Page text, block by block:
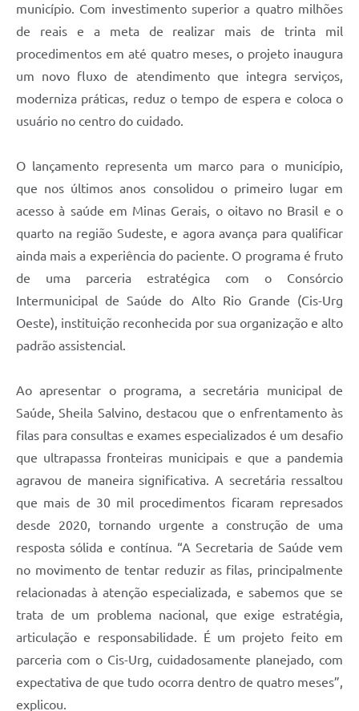
município. Com investimento superior a quatro milhões
de reais e a meta de realizar mais de trinta mil
procedimentos em até quatro meses, o projeto inaugura
um novo fluxo de atendimento que integra serviços,
moderniza práticas, reduz o tempo de espera e coloca o
usuário no centro do cuidado.
O lançamento representa um marco para o município,
que nos últimos anos consolidou o primeiro lugar em
acesso à saúde em Minas Gerais, o oitavo no Brasil e o
quarto na região Sudeste, e agora avança para qualificar
ainda mais a experiência do paciente. O programa é fruto
de uma parceria estratégica com o Consórcio
Intermunicipal de Saúde do Alto Rio Grande (Cis-Urg
Oeste), instituição reconhecida por sua organização e alto
padrão assistencial.
Ao apresentar o programa, a secretária municipal de
Saúde, Sheila Salvino, destacou que o enfrentamento às
filas para consultas e exames especializados é um desafio
que ultrapassa fronteiras municipais e que a pandemia
agravou de maneira significativa. A secretária ressaltou
que mais de 30 mil procedimentos ficaram represados
desde 2020, tornando urgente a construção de uma
resposta sólida e contínua. “A Secretaria de Saúde vem
no movimento de tentar reduzir as filas, principalmente
relacionadas à atenção especializada, e sabemos que se
trata de um problema nacional, que exige estratégia,
articulação e responsabilidade. É um projeto feito em
parceria com o Cis-Urg, cuidadosamente planejado, com
expectativa de que tudo ocorra dentro de quatro meses”,
explicou.